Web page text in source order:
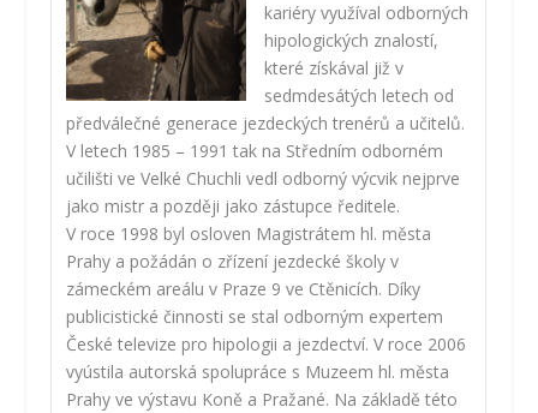
kariéry využíval odborných
hipologických znalostí,
které získával již v
sedmdesátých letech od
předválečné generace jezdeckých trenérů a učitelů.
V letech 1985 – 1991 tak na Středním odborném
učilišti ve Velké Chuchli vedl odborný výcvik nejprve
jako mistr a později jako zástupce ředitele.
V roce 1998 byl osloven Magistrátem hl. města
Prahy a požádán o zřízení jezdecké školy v
zámeckém areálu v Praze 9 ve Ctěnicích. Díky
publicistické činnosti se stal odborným expertem
České televize pro hipologii a jezdectví. V roce 2006
vyústila autorská spolupráce s Muzeem hl. města
Prahy ve výstavu Koně a Pražané. Na základě této